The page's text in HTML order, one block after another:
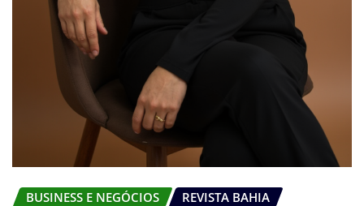
BUSINESS E NEGÓCIOS REVISTA BAHIA